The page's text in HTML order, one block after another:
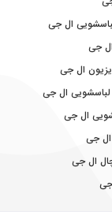
ال جی
جی
ال جی
لباسشویی ال جی
ال جی
ال جی
ال جی